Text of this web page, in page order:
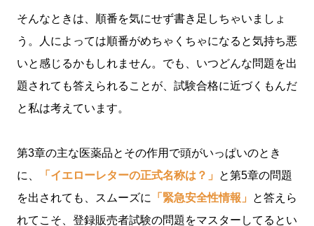
そんなときは、順番を気にせず書き足しちゃいましょ
う。人によっては順番がめちゃくちゃになると気持ち悪
いと感じるかもしれません。でも、いつどんな問題を出
題されても答えられることが、試験合格に近づくもんだ
と私は考えています。
第3章の主な医薬品とその作用で頭がいっぱいのとき
に、
「イエローレターの正式名称は？」
と第5章の問題
を出されても、スムーズに
「緊急安全性情報」
と答えら
れてこそ、登録販売者試験の問題をマスターしてるとい